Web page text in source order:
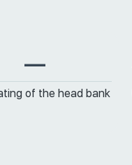
—
of the head bank